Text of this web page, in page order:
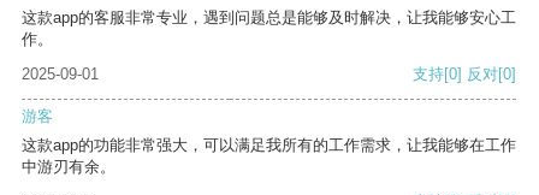
这款app的客服非常专业，遇到问题总是能够及时解决，让我能够安心工
作。
2025-09-01
支持[0] 反对[0]
游客
这款app的功能非常强大，可以满足我所有的工作需求，让我能够在工作
中游刃有余。